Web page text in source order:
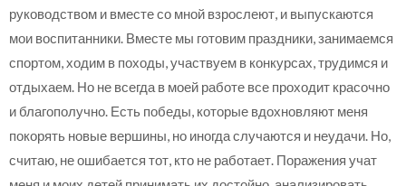
руководством и вместе со мной взрослеют, и выпускаются
мои воспитанники. Вместе мы готовим праздники, занимаемся
спортом, ходим в походы, участвуем в конкурсах, трудимся и
отдыхаем. Но не всегда в моей работе все проходит красочно
и благополучно. Есть победы, которые вдохновляют меня
покорять новые вершины, но иногда случаются и неудачи. Но,
считаю, не ошибается тот, кто не работает. Поражения учат